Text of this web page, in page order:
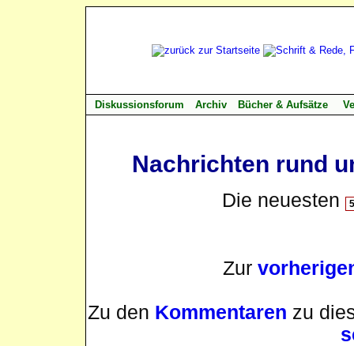
Diskussionsforum Archiv Bücher & Aufsätze
Nachrichten rund
Die neuesten
Zur
Zu den Kommentaren zu